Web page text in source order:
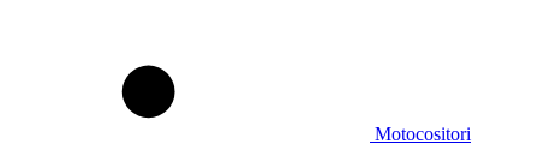
Motocositori